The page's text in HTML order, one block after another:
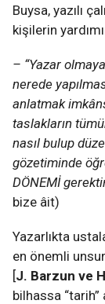
Buysa, yazılı
kişilerin
– “Yazar
nerede
anlatmak
taslakların
nasıl bulup
gözetiminde
DÖNEMİ
bize âit)
Yazarlıkta
en önemli
[J. Barzun ve
bilhassa “tarih”